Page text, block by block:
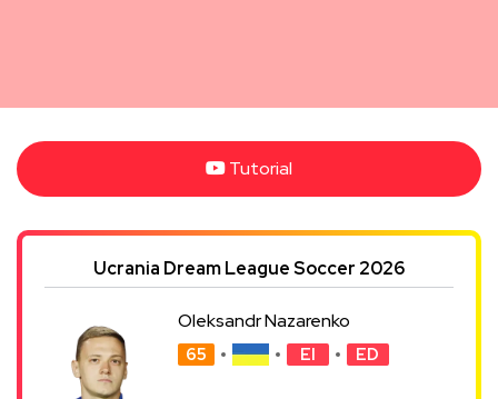
Tutorial
Ucrania Dream League Soccer 2026
Oleksandr Nazarenko
65 EI ED